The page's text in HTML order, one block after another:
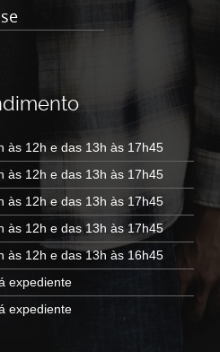
às 12h e das 13h às 17h45
às 12h e das 13h às 17h45
às 12h e das 13h às 17h45
às 12h e das 13h às 17h45
às 12h e das 13h às 16h45
expediente
expediente